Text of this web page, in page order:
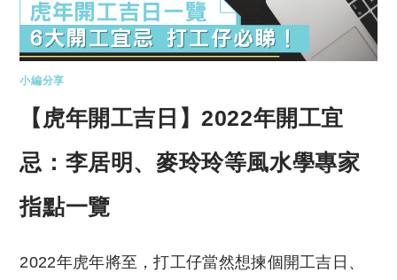
小編分享
【虎年開工吉日】2022年開工宜
忌：李居明、麥玲玲等風水學專家
指點一覽
2022年虎年將至，打工仔當然想揀個開工吉日、